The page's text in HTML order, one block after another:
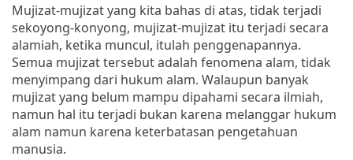
Mujizat-mujizat yang kita bahas di atas, tidak terjadi
sekoyong-konyong, mujizat-mujizat itu terjadi secara
alamiah, ketika muncul, itulah penggenapannya.
Semua mujizat tersebut adalah fenomena alam, tidak
menyimpang dari hukum alam. Walaupun banyak
mujizat yang belum mampu dipahami secara ilmiah,
namun hal itu terjadi bukan karena melanggar hukum
alam namun karena keterbatasan pengetahuan
manusia.